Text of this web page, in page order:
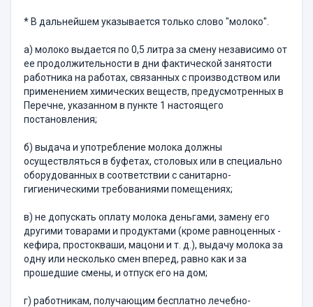
* В дальнейшем указывается только слово "молоко".
а) молоко выдается по 0,5 литра за смену независимо от
ее продолжительности в дни фактической занятости
работника на работах, связанных с производством или
применением химических веществ, предусмотренных в
Перечне, указанном в пункте 1 настоящего
постановления;
б) выдача и употребление молока должны
осуществляться в буфетах, столовых или в специально
оборудованных в соответствии с санитарно-
гигиеническими требованиями помещениях;
в) не допускать оплату молока деньгами, замену его
другими товарами и продуктами (кроме равноценных -
кефира, простокваши, мацони и т. д.), выдачу молока за
одну или несколько смен вперед, равно как и за
прошедшие смены, и отпуск его на дом;
г) работникам, получающим бесплатно лечебно-